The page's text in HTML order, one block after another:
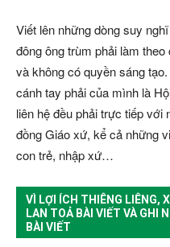
Viết lên những dòng suy
đông ông trùm phải làm
và không có quyền sáng
cánh tay phải của mình là
liên hệ đều phải trực tiếp với
đồng Giáo xứ, kể cả những
con trẻ, nhập xứ…
VÌ LỢI ÍCH THIÊNG LIÊNG,
LAN TOẢ BÀI VIẾT VÀ GHI
BÀI VIẾT